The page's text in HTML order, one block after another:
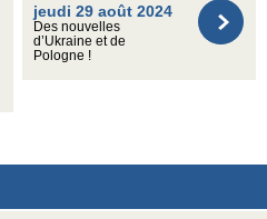
jeudi 29 août 2024
Des nouvelles
d’Ukraine et de
Pologne !